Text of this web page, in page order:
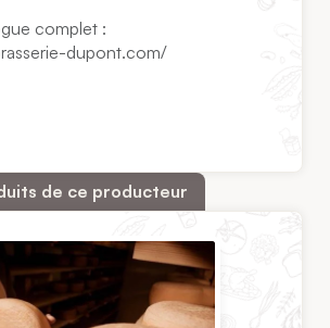
complet :
dupont.com/
de ce producteur